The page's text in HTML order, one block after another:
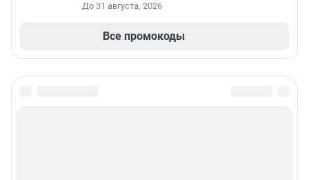
До 31 августа, 2026
Все промокоды